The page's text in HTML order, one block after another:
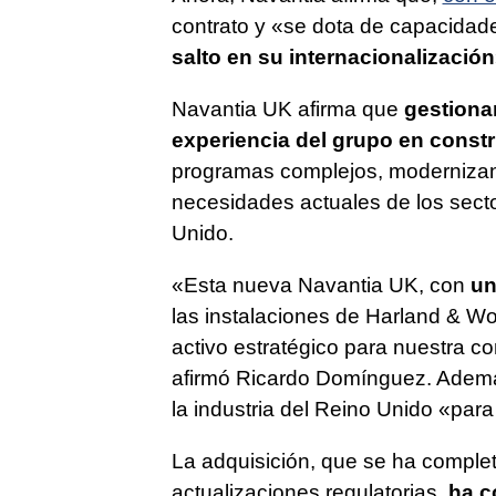
contrato y «se dota de
salto en su internacionalización
Navantia UK afirma que
experiencia del grupo en
programas complejos,
necesidades actuales de los
Unido.
«Esta nueva Navantia UK, con
las instalaciones de Harland &
activo estratégico para nuestra
afirmó Ricardo Domínguez.
la industria del Reino Unido
La adquisición, que se ha